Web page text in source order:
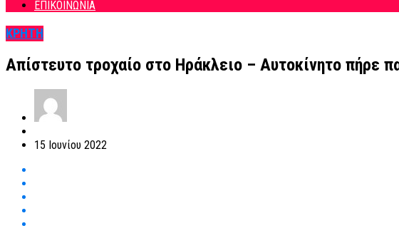
ΕΠΙΚΟΙΝΩΝΙΑ
ΚΡΗΤΗ
Απίστευτο τροχαίο στο Ηράκλειο – Αυτοκίνητο πήρε
15 Ιουνίου 2022